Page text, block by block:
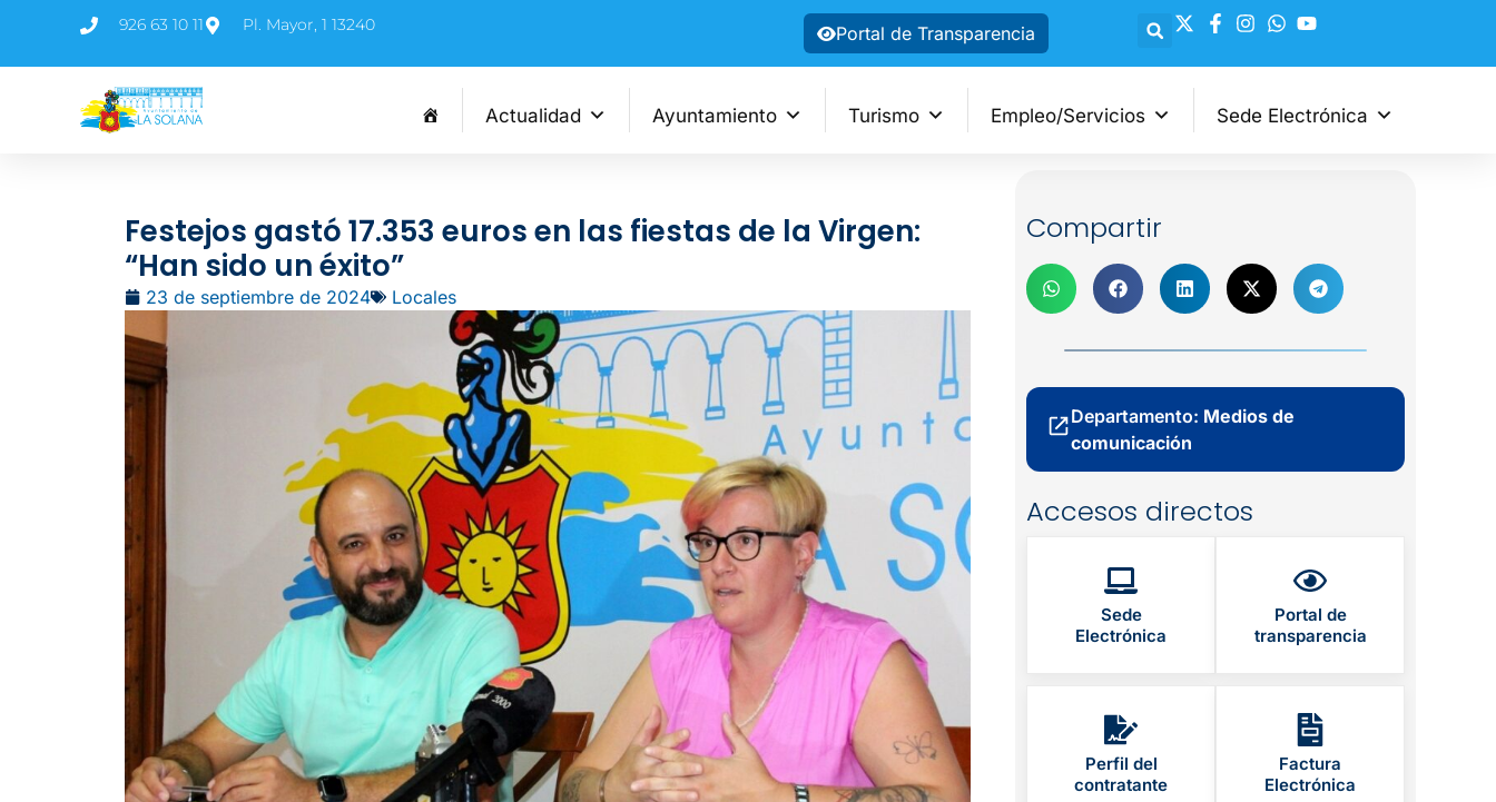
926 63 10 11 Pl. Mayor, 1 13240 Portal de Transparencia
Actualidad Ayuntamiento Turismo Empleo/Servicios Sede Electrónica
Festejos gastó 17.353 euros en las fiestas de la Virgen:
“Han sido un éxito”
23 de septiembre de 2024 Locales
Compartir
Departamento: Medios de
comunicación
Accesos directos
Sede
Electrónica
Portal de
transparencia
Perfil del
contratante
Factura
Electrónica